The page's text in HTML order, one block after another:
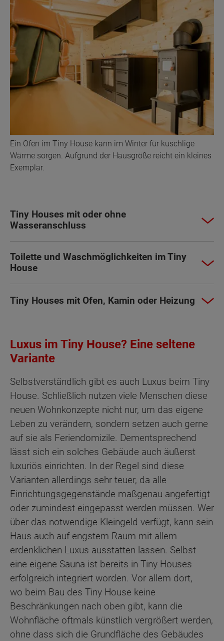
Ein Ofen im Tiny House kann im Winter für kuschlige
Wärme sorgen. Aufgrund der Hausgröße reicht ein kleines
Exemplar.
Tiny Houses mit oder ohne
Wasseranschluss
Toilette und Waschmöglichkeiten im Tiny
House
Tiny Houses mit Ofen, Kamin oder Heizung
Luxus im Tiny House? Eine seltene
Variante
Selbstverständlich gibt es auch Luxus beim Tiny
House. Schließlich nutzen viele Menschen diese
neuen Wohnkonzepte nicht nur, um das eigene
Leben zu verändern, sondern setzen auch gerne
auf sie als Feriendomizile. Dementsprechend
lässt sich ein solches Gebäude auch äußerst
luxuriös einrichten. In der Regel sind diese
Varianten allerdings sehr teuer, da alle
Einrichtungsgegenstände maßgenau angefertigt
oder zumindest eingepasst werden müssen. Wer
über das notwendige Kleingeld verfügt, kann sein
Haus auch auf engstem Raum mit allem
erdenklichen Luxus ausstatten lassen. Selbst
eine eigene Sauna ist bereits in Tiny Houses
erfolgreich integriert worden. Vor allem dort,
wo beim Bau des Tiny House keine
Beschränkungen nach oben gibt, kann die
Wohnfläche oftmals künstlich vergrößert werden,
ohne dass sich die Grundfläche des Gebäudes